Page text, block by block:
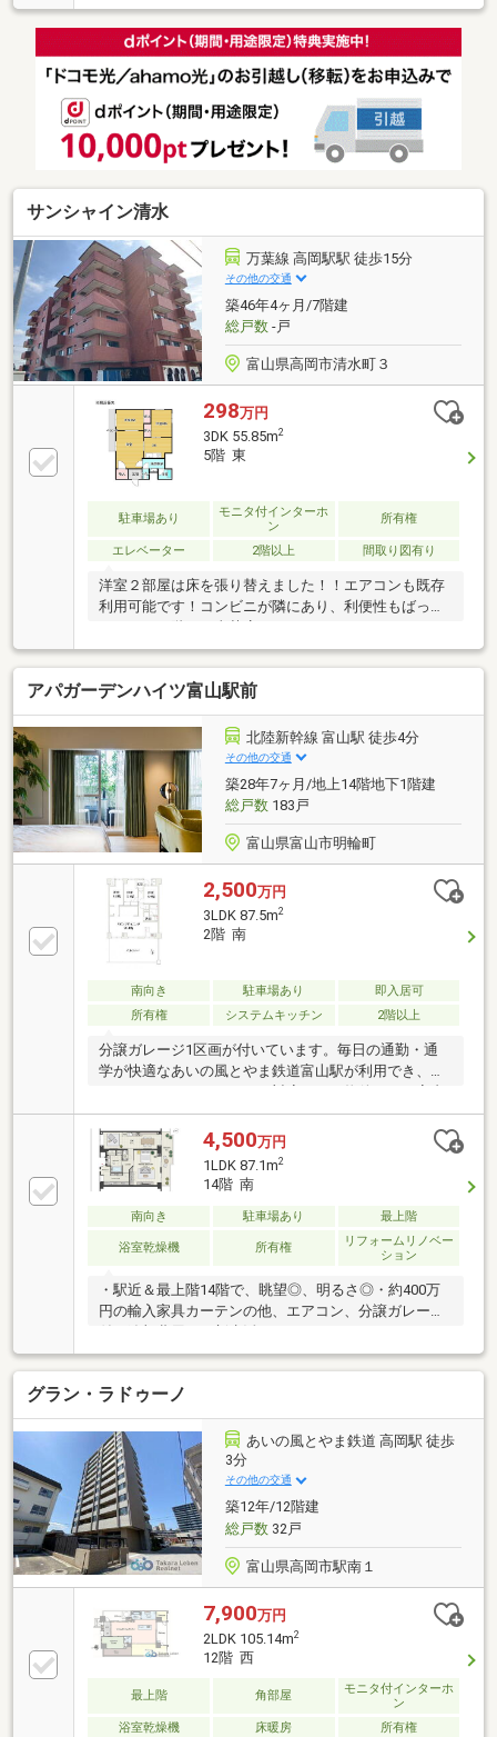
サンシャイン清水
万葉線 高岡駅駅 徒歩15分
その他の交通
築46年4ヶ月/7階建
総戸数-戸
富山県高岡市清水町３
298万円
3DK 55.85m2
5階 東
駐車場あり
モニタ付インターホ
ン
所有権
エレベーター 2階以上 間取り図有り
洋室２部屋は床を張り替えました！！エアコンも既存
利用可能です！コンビニが隣にあり、利便性もばっち
りです！１階には喫茶店もあります！
アパガーデンハイツ富山駅前
北陸新幹線 富山駅 徒歩4分
その他の交通
築28年7ヶ月/地上14階地下1階建
総戸数183戸
富山県富山市明輪町
2,500万円
3LDK 87.5m2
2階 南
南向き 駐車場あり
即入居可
所有権
システムキッチン 2階以上
分譲ガレージ1区画が付いています。毎日の通勤・通
学が快適なあいの風とやま鉄道富山駅が利用でき、い
ろいろなライフスタイルに対応できる物件です。室内
に明るさと風通しをもたらす約13坪のバルコニー付き
です。LDK20帖以上の広さで、家族やゲストともゆっ
たりと過ごせます。牛島公園まで388m。277mのとこ
ろにHOKUYA マルート店があります。セブンイレブン
ハートインJR富山駅店まで333m。794mのところに総
合病院の富山赤十字病院があります。
4,500万円
1LDK 87.1m2
14階 南
南向き 駐車場あり 最上階
浴室乾燥機 所有権
リフォームリノベー
ション
・駅近＆最上階14階で、眺望◎、明るさ◎・約400万
円の輸入家具カーテンの他、エアコン、分譲ガレージ
付で追加費用なく新生活スタート・フルリノベーショ
ン物件：元4LDK→1LDK（専有81.73㎡） ※配管配
線、設備は更新済みで安心 ※マンションとは思えな
い高級内装仕様（天然木床・塗壁・輸入クロス）・大
容量の収納量、使い勝手◎のオーダー収納が家じゅう
にあり便利・「毎日がホテル暮らし」シャワーブース
付の大理石バスルーム・豊かな自然が身近に→環水公
園、神通川が徒歩圏※下記も選択可能です4300万円
（家具付ガレージ無）／4000万円（家具・ガレージ
無）＊家具内容・ガレージ条件は内覧時にご案内しま
す。
グラン・ラドゥーノ
あいの風とやま鉄道 高岡駅 徒歩
3分
その他の交通
築12年/12階建
総戸数32戸
富山県高岡市駅南１
7,900万円
2LDK 105.14m2
12階 西
最上階 角部屋
モニタ付インターホ
ン
浴室乾燥機
床暖房 所有権